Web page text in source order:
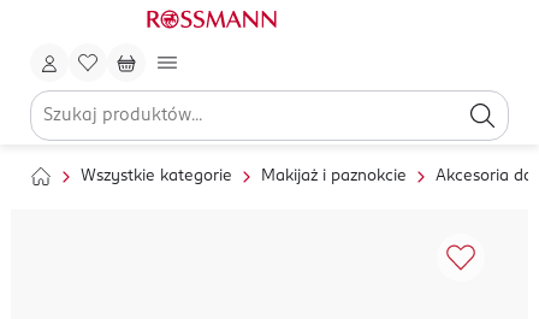
Wszystkie kategorie Makijaż i paznokcie Akcesoria do